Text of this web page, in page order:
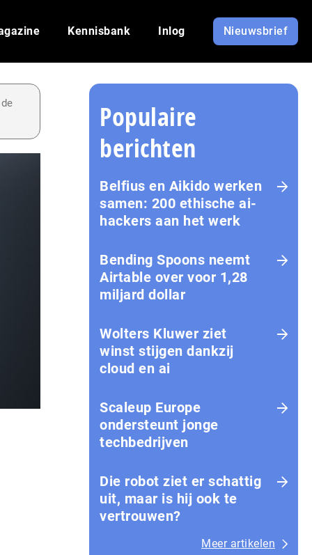
Kennisbank Inlog Nieuwsbrief
Populaire
berichten
Belfius en Aikido werken
samen: 200 ethische ai-
hackers aan het werk
Bending Spoons neemt
Airtable over voor 1,28
miljard dollar
Wolters Kluwer ziet
winst stijgen dankzij
cloud en ai
Scaleup Europe
ondersteunt jonge
techbedrijven
Die robot ziet er schattig
uit, maar is hij ook te
vertrouwen?
Meer artikelen